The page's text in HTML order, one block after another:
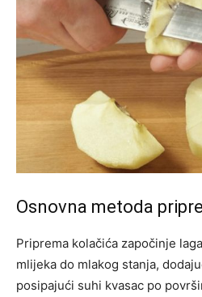
Osnovna metoda
Priprema kolačića započinje
mlijeka do mlakog stanja,
posipajući suhi kvasac po